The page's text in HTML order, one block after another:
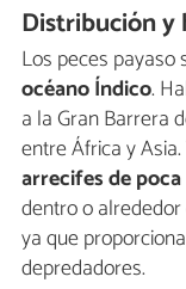
Distribución y
Los peces payaso
océano Índico.
a la Gran Barrera
entre África y
arrecifes de
dentro o
ya que
depredadores.